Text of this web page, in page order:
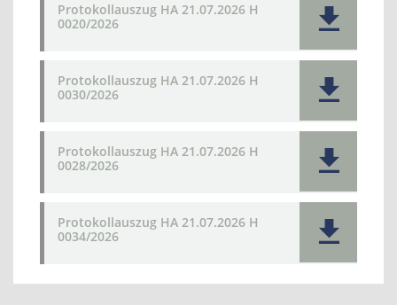
Protokollauszug HA 21.07.2026 H
0020/2026
Protokollauszug HA 21.07.2026 H
0030/2026
Protokollauszug HA 21.07.2026 H
0028/2026
Protokollauszug HA 21.07.2026 H
0034/2026